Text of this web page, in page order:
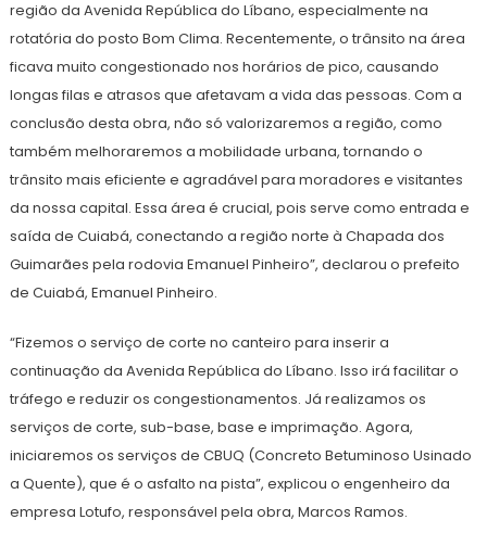
região da Avenida República do Líbano, especialmente na
rotatória do posto Bom Clima. Recentemente, o trânsito na área
ficava muito congestionado nos horários de pico, causando
longas filas e atrasos que afetavam a vida das pessoas. Com a
conclusão desta obra, não só valorizaremos a região, como
também melhoraremos a mobilidade urbana, tornando o
trânsito mais eficiente e agradável para moradores e visitantes
da nossa capital. Essa área é crucial, pois serve como entrada e
saída de Cuiabá, conectando a região norte à Chapada dos
Guimarães pela rodovia Emanuel Pinheiro”, declarou o prefeito
de Cuiabá, Emanuel Pinheiro.
“Fizemos o serviço de corte no canteiro para inserir a
continuação da Avenida República do Líbano. Isso irá facilitar o
tráfego e reduzir os congestionamentos. Já realizamos os
serviços de corte, sub-base, base e imprimação. Agora,
iniciaremos os serviços de CBUQ (Concreto Betuminoso Usinado
a Quente), que é o asfalto na pista”, explicou o engenheiro da
empresa Lotufo, responsável pela obra, Marcos Ramos.